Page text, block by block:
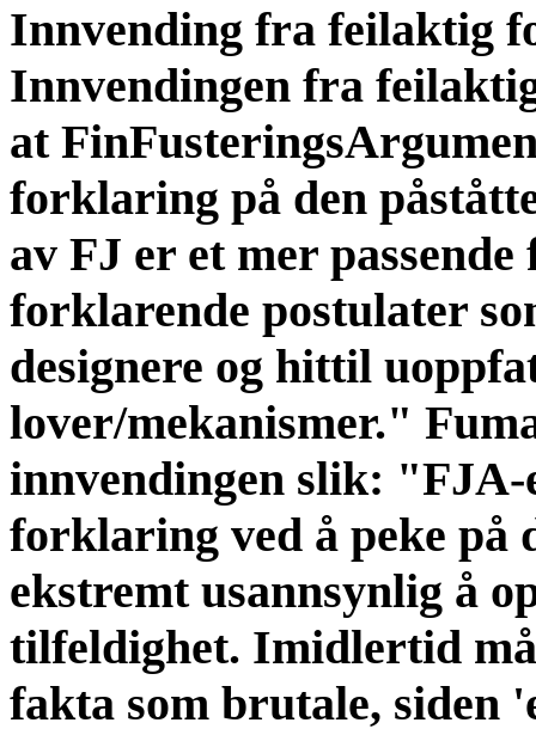
Innvending fra feilaktig
Innvendingen fra
at
forklaring på den
av FJ er et mer
forklarende postulater
designere og hittil
lover/mekanismer."
innvendingen slik:
forklaring ved å peke på
ekstremt usannsynlig å
tilfeldighet. Imidlertid
fakta som brutale, siden